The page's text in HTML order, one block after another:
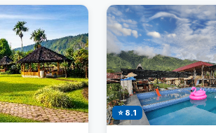
⭐ 8.1